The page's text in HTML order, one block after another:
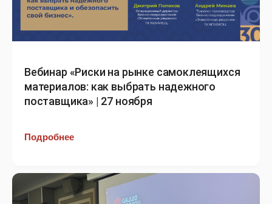
Вебинар «Риски на рынке самоклеящихся
материалов: как выбрать надежного
поставщика» | 27 ноября
Подробнее